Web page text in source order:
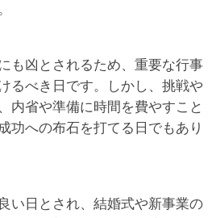
も凶とされるため、重要な行事
るべき日です。しかし、挑戦や
内省や準備に時間を費やすこと
功への布石を打てる日でもあり
い日とされ、結婚式や新事業の